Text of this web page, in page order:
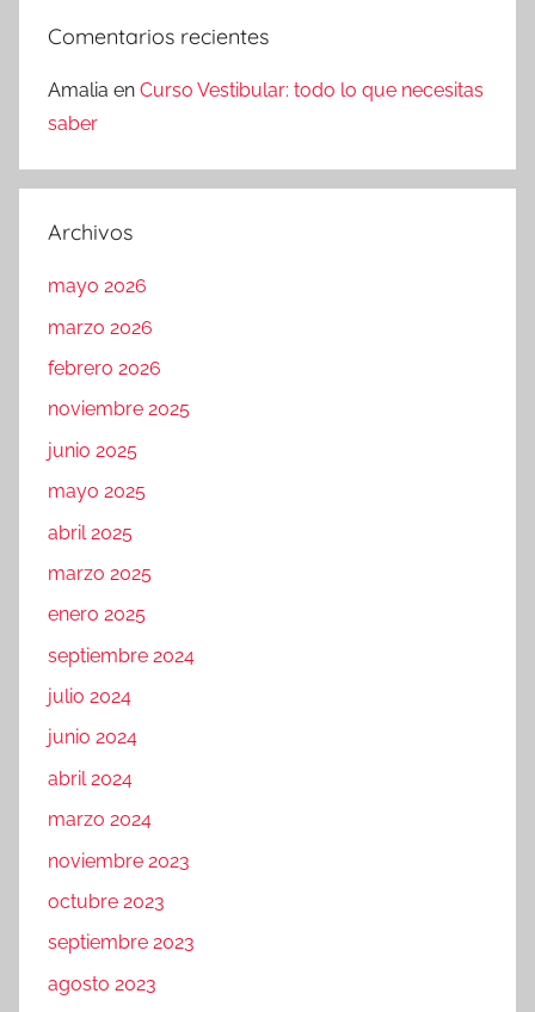
Comentarios recientes
Amalia en Curso Vestibular: todo lo que necesitas
saber
Archivos
mayo 2026
marzo 2026
febrero 2026
noviembre 2025
junio 2025
mayo 2025
abril 2025
marzo 2025
enero 2025
septiembre 2024
julio 2024
junio 2024
abril 2024
marzo 2024
noviembre 2023
octubre 2023
septiembre 2023
agosto 2023